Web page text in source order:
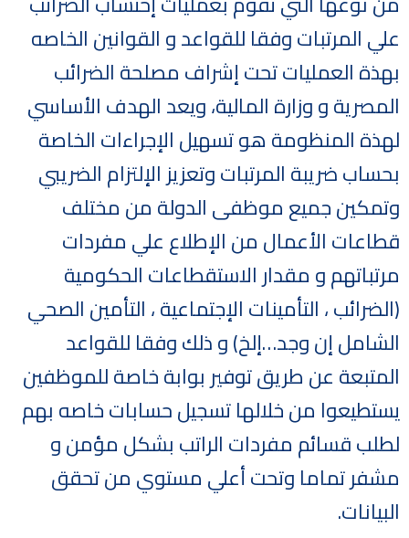
علي المرتبات وفقا للقواعد و القوانين الخاصه
بهذة العمليات تحت إشراف مصلحة الضرائب
المصرية و وزارة المالية، ويعد الهدف الأساسي
لهذة المنظومة هو تسهيل الإجراءات الخاصة
بحساب ضريبة المرتبات وتعزيز الإلتزام الضريبي
وتمكين جميع موظفى الدولة من مختلف
قطاعات الأعمال من الإطلاع علي مفردات
مرتباتهم و مقدار الاستقطاعات الحكومية
(الضرائب ، التأمينات الإجتماعية ، التأمين الصحي
الشامل إن وجد…إلخ) و ذلك وفقا للقواعد
المتبعة عن طريق توفير بوابة خاصة للموظفين
يستطيعوا من خلالها تسجيل حسابات خاصه بهم
لطلب قسائم مفردات الراتب بشكل مؤمن و
مشفر تماما وتحت أعلي مستوي من تحقق
البيانات.